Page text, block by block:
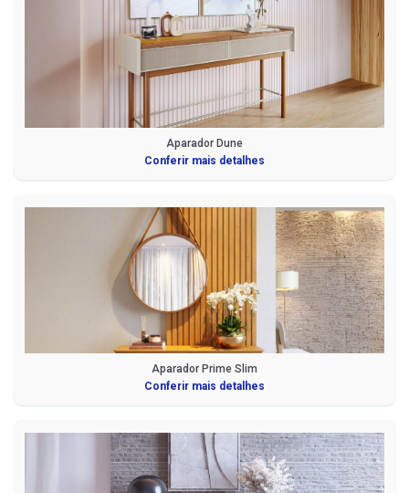
Aparador Dune
Conferir mais detalhes
Aparador Prime Slim
Conferir mais detalhes